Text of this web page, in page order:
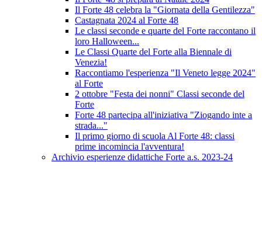
Il Forte 48 celebra la "Giornata della Gentilezza"
Castagnata 2024 al Forte 48
Le classi seconde e quarte del Forte raccontano il
loro Halloween...
Le Classi Quarte del Forte alla Biennale di
Venezia!
Raccontiamo l'esperienza "Il Veneto legge 2024"
al Forte
2 ottobre "Festa dei nonni" Classi seconde del
Forte
Forte 48 partecipa all'iniziativa "Ziogando inte a
strada..."
Il primo giorno di scuola Al Forte 48: classi
prime incomincia l'avventura!
Archivio esperienze didattiche Forte a.s. 2023-24